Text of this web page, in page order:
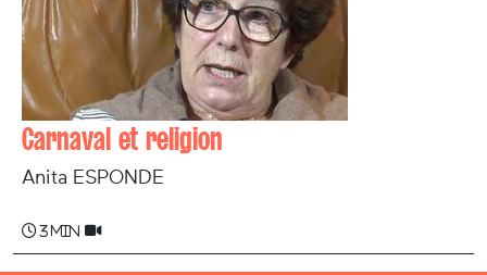
Carnaval et religion
Anita ESPONDE
3 min